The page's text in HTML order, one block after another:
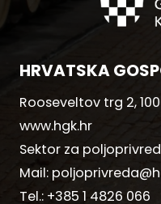
HRVATSKA
Rooseveltov trg 2,
www.hgk.hr
Sektor za
Mail:
Tel.: +385 1 4826 066